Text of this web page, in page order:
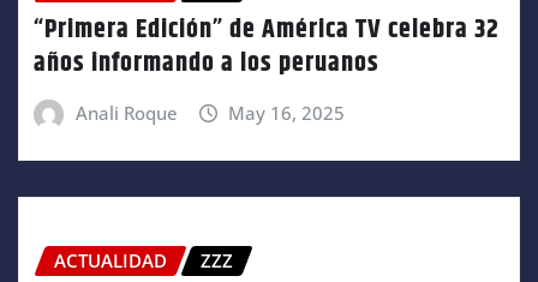
“Primera Edición” de América TV celebra 32
años informando a los peruanos
Anali Roque May 16, 2025
ACTUALIDAD ZZZ